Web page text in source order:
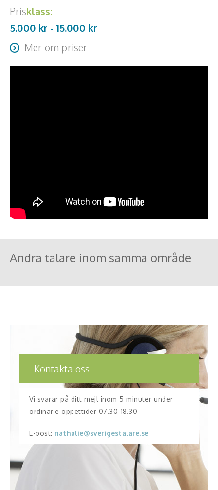
Prisklass:
5.000 kr - 15.000 kr
Mer om priser
Resa + logi tillkommer.
Andra talare inom samma område
Kontakta oss
Vi svarar på ditt mejl inom 5 minuter under
ordinarie öppettider 07.30-18.30
E-post: nathalie@sverigestalare.se